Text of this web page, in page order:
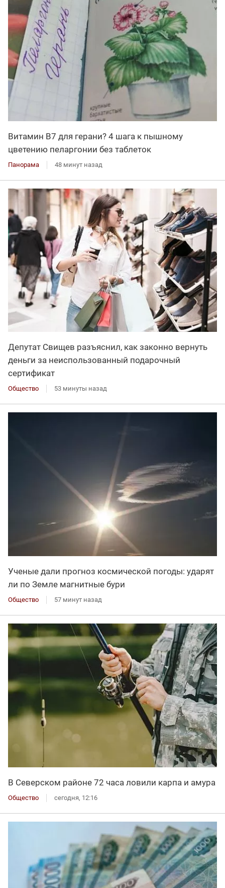
Витамин В7 для герани? 4 шага к пышному
цветению пеларгонии без таблеток
Панорама 48 минут назад
Депутат Свищев разъяснил, как законно вернуть
деньги за неиспользованный подарочный
сертификат
Общество 53 минуты назад
Ученые дали прогноз космической погоды: ударят
ли по Земле магнитные бури
Общество 57 минут назад
В Северском районе 72 часа ловили карпа и амура
Общество сегодня, 12:16